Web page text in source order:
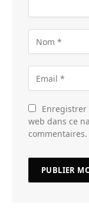
web dans ce
commentaires.